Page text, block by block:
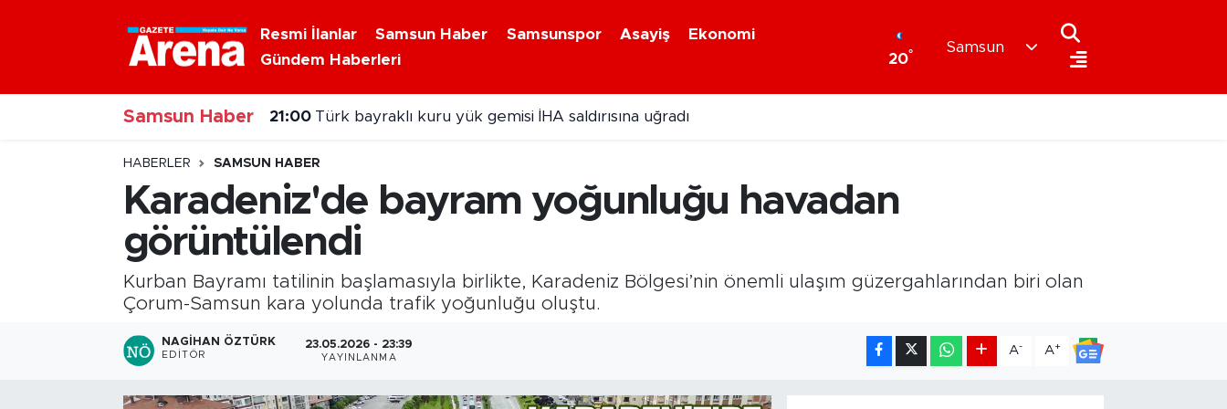
Resmi İlanlar Samsun Haber Samsunspor Asayiş
Ekonomi
Gündem Haberleri
20°
Samsun
Samsun Haber 21:00 Türk bayraklı kuru yük gemisi İHA saldırısına uğradı
HABERLER SAMSUN HABER
Karadeniz'de bayram yoğunluğu havadan
görüntülendi
Kurban Bayramı tatilinin başlamasıyla birlikte, Karadeniz Bölgesi’nin önemli ulaşım güzergahlarından biri olan
Çorum-Samsun kara yolunda trafik yoğunluğu oluştu.
NAGIHAN ÖZTÜRK
EDITÖR
23.05.2026 - 23:39
YAYINLANMA
A- A+
Nöbetçi Eczaneler
Hava Durumu
Samsun Namaz Vakitleri
Trafik Durumu
Süper Lig Puan Durumu ve Fikstür
Tüm Manşetler
Son Dakika Haberleri
Haber Arşivi